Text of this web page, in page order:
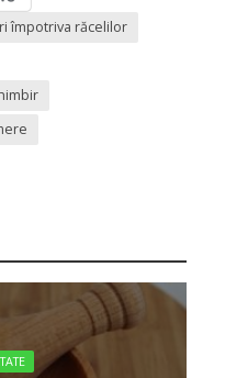
împotriva răcelilor